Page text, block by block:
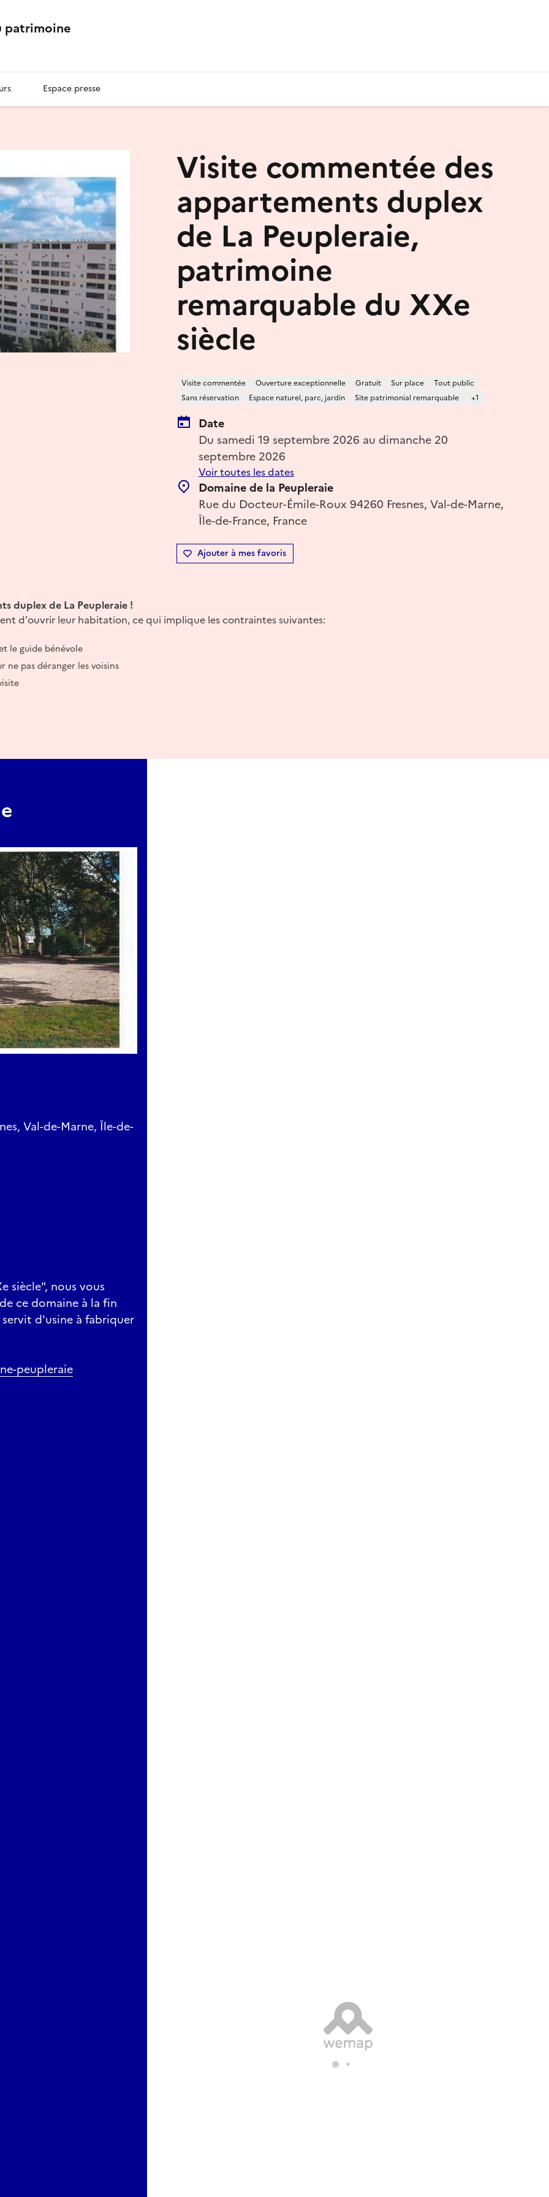
patrimoine
Espace presse
Visite commentée des
appartements duplex
de La Peupleraie,
patrimoine
remarquable du XXe
siècle
Visite commentée Ouverture exceptionnelle Gratuit Sur place
Tout public
Sans réservation
Espace naturel, parc, jardin Site patrimonial remarquable +1
Date
Du samedi 19 septembre 2026 au dimanche 20
septembre 2026
Voir toutes les dates
Domaine de la Peupleraie
Rue du Docteur-Émile-Roux 94260 Fresnes, Val-de-Marne,
Île-de-France, France
Ajouter à mes favoris
duplex de La Peupleraie !
d'ouvrir leur habitation, ce qui implique les contraintes suivantes:
le guide bénévole
ne pas déranger les voisins
Val-de-Marne, Île-de-
siècle", nous vous
ce domaine à la fin
d'usine à fabriquer
peupleraie